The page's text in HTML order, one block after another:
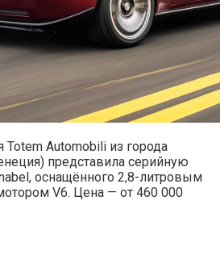
Totem Automobili из города
представила серийную
оснащённого 2,8-литровым
V6. Цена — от 460 000